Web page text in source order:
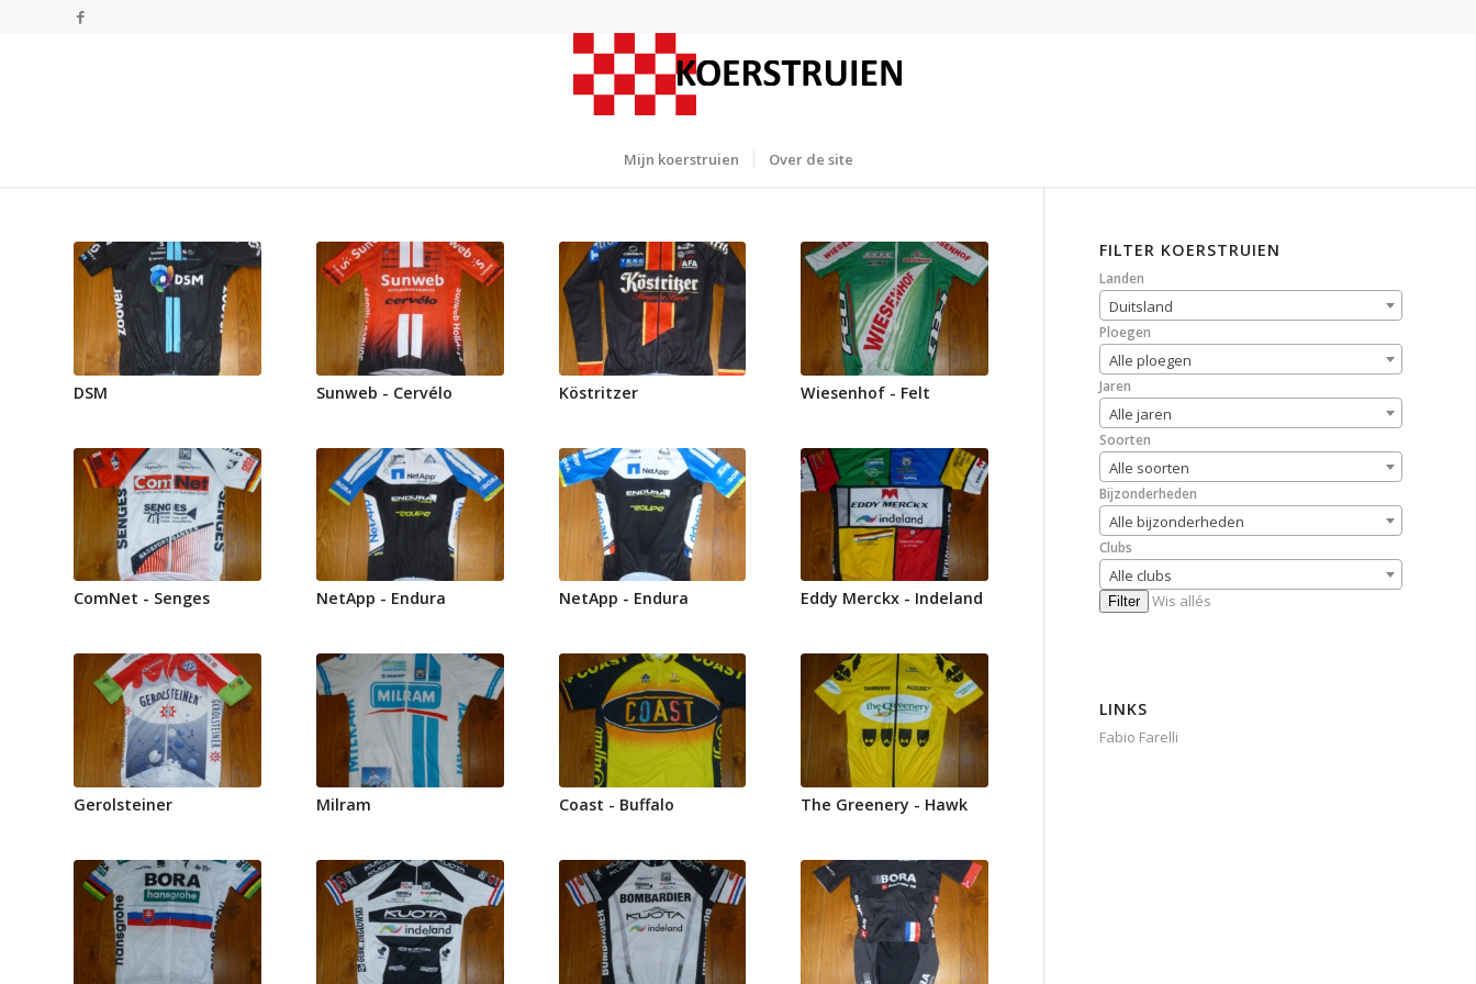
Mijn koerstruien Over de site
DSM Sunweb - Cervélo Köstritzer Wiesenhof - Felt
ComNet - Senges NetApp - Endura NetApp - Endura Eddy Merckx - Indeland
Gerolsteiner Milram Coast - Buffalo The Greenery - Hawk
FILTER KOERSTRUIEN
Landen
Duitsland
Ploegen
Alle ploegen
Jaren
Alle jaren
Soorten
Alle soorten
Bijzonderheden
Alle bijzonderheden
Clubs
Alle clubs
Filter Wis allés
LINKS
Fabio Farelli